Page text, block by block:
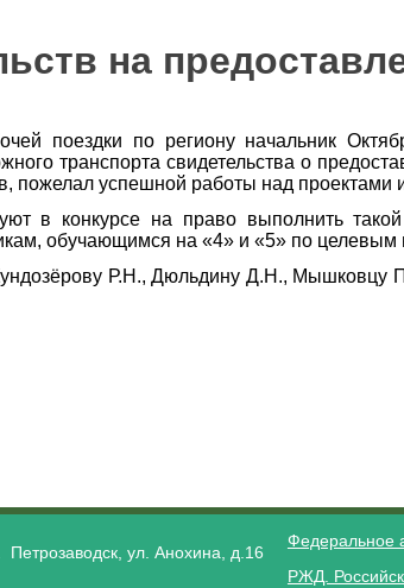
на
поездки по региону начальник
транспорта свидетельства о
пожелал успешной работы над проектами
в конкурсе на право выполнить
обучающимся на «4» и «5» по целевым
Р.Н., Дюльдину Д.Н.,
Петрозаводск, ул. Анохина, д.16
Федеральное
РЖД.